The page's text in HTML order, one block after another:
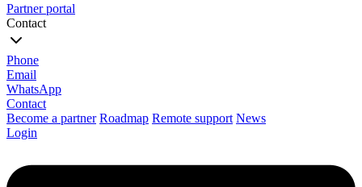
Partner portal
Contact
Phone
Email
WhatsApp
Contact
Become a partner Roadmap Remote support News
Login